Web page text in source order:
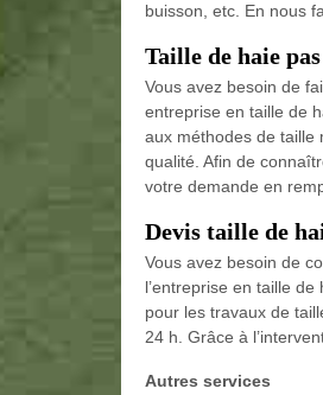
buisson, etc. En nous
Taille de haie
Vous avez besoin de
entreprise en taille de
aux méthodes de taille
qualité. Afin de
votre demande en
Devis taille de
Vous avez besoin de
l’entreprise en taille
pour les travaux de
24 h. Grâce à
Autres services